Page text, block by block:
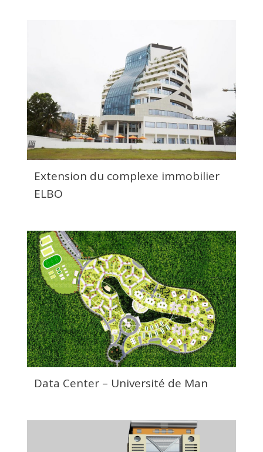
Extension du complexe immobilier
ELBO
Data Center – Université de Man